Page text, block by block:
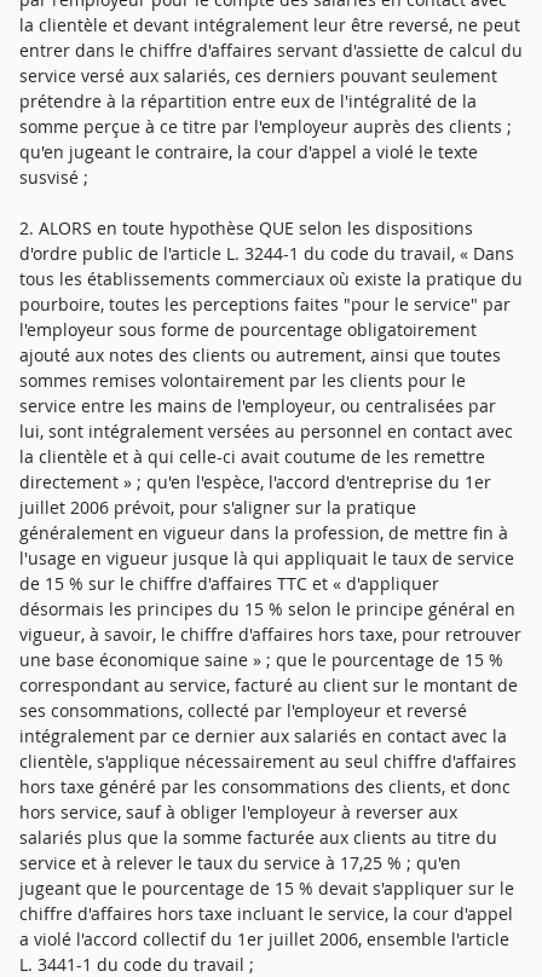
la clientèle et devant intégralement leur être reversé, ne peut
entrer dans le chiffre d'affaires servant d'assiette de calcul du
service versé aux salariés, ces derniers pouvant seulement
prétendre à la répartition entre eux de l'intégralité de la
somme perçue à ce titre par l'employeur auprès des clients ;
qu'en jugeant le contraire, la cour d'appel a violé le texte
susvisé ;
2. ALORS en toute hypothèse QUE selon les dispositions
d'ordre public de l'article L. 3244-1 du code du travail, « Dans
tous les établissements commerciaux où existe la pratique du
pourboire, toutes les perceptions faites "pour le service" par
l'employeur sous forme de pourcentage obligatoirement
ajouté aux notes des clients ou autrement, ainsi que toutes
sommes remises volontairement par les clients pour le
service entre les mains de l'employeur, ou centralisées par
lui, sont intégralement versées au personnel en contact avec
la clientèle et à qui celle-ci avait coutume de les remettre
directement » ; qu'en l'espèce, l'accord d'entreprise du 1er
juillet 2006 prévoit, pour s'aligner sur la pratique
généralement en vigueur dans la profession, de mettre fin à
l'usage en vigueur jusque là qui appliquait le taux de service
de 15 % sur le chiffre d'affaires TTC et « d'appliquer
désormais les principes du 15 % selon le principe général en
vigueur, à savoir, le chiffre d'affaires hors taxe, pour retrouver
une base économique saine » ; que le pourcentage de 15 %
correspondant au service, facturé au client sur le montant de
ses consommations, collecté par l'employeur et reversé
intégralement par ce dernier aux salariés en contact avec la
clientèle, s'applique nécessairement au seul chiffre d'affaires
hors taxe généré par les consommations des clients, et donc
hors service, sauf à obliger l'employeur à reverser aux
salariés plus que la somme facturée aux clients au titre du
service et à relever le taux du service à 17,25 % ; qu'en
jugeant que le pourcentage de 15 % devait s'appliquer sur le
chiffre d'affaires hors taxe incluant le service, la cour d'appel
a violé l'accord collectif du 1er juillet 2006, ensemble l'article
L. 3441-1 du code du travail ;